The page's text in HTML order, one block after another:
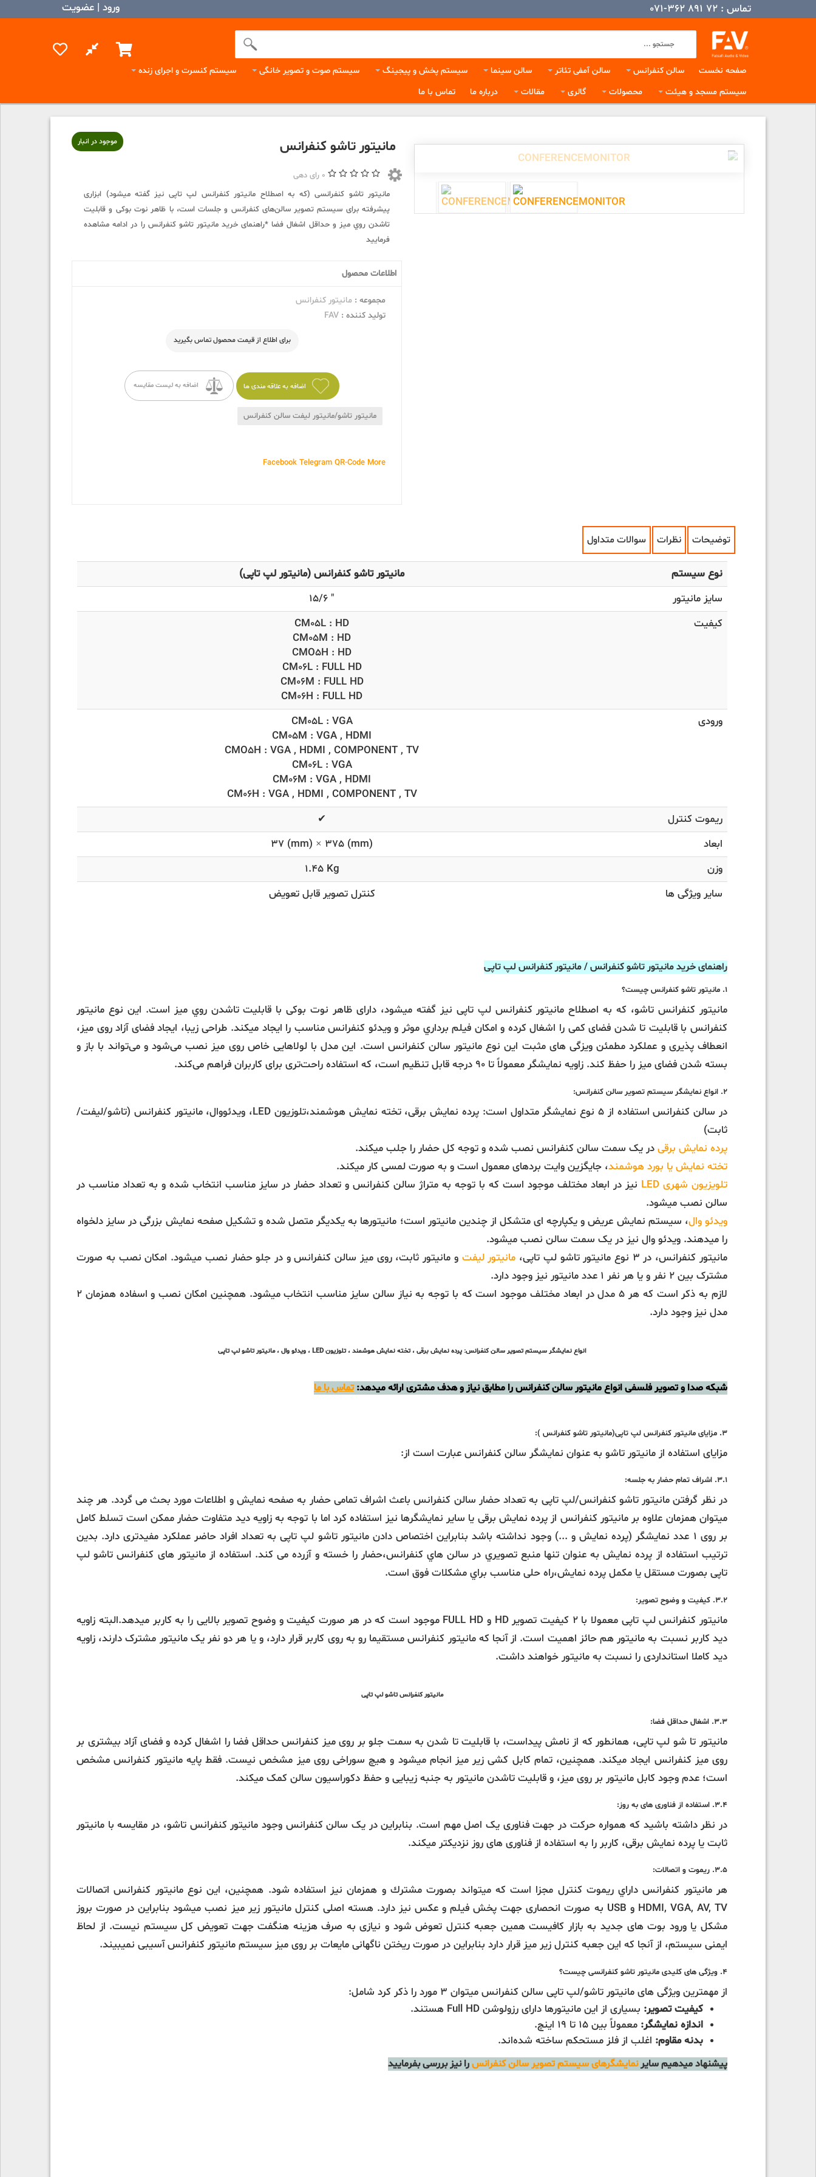
تماس : 72 891 362-071 ورود | عضویت
صفحه نخست سالن کنفرانس سالن آمفی تئاتر سالن سینما سیستم پخش و پیجینگ سیستم صوت و تصویر خانگی
سیستم کنسرت و اجرای زنده
سیستم مسجد و هیئت
محصولات گالری مقالات درباره ما تماس با ما
موجود در انبار مانیتور تاشو کنفرانس
0 رای دهی
مانیتور تاشو کنفرانسی (که به اصطلاح مانیتور کنفرانس لپ تاپی نیز گفته میشود) ابزاری
پیشرفته برای سیستم تصویر سالن‌های کنفرانس و جلسات است، با ظاهر نوت بوکی و قابلیت
تاشدن روي میز و حداقل اشغال فضا *راهنمای خرید مانیتور تاشو کنفرانس را در ادامه مشاهده
فرمایید
اطلاعات محصول
مجموعه : مانیتور کنفرانس
تولید کننده :
برای اطلاع از قیمت محصول تماس بگیرید
اضافه به علاقه مندی ها اضافه به لیست مقایسه
مانیتور تاشو/مانیتور لیفت سالن کنفرانس
Facebook Telegram QR-Code More
توضیحات نظرات سوالات متداول
نوع سیستم
مانیتور تاشو کنفرانس (مانیتور لپ تاپی)
سایز مانیتور
15/6 ″
کیفیت
CM05L : HD
CM05M : HD
CMO5H : HD
CM06L : FULL HD
CM06M : FULL HD
CM06H : FULL HD
ورودی
CM05L : VGA
CM05M : VGA , HDMI
CMO5H : VGA , HDMI , COMPONENT , TV
CM06L : VGA
CM06M : VGA , HDMI
CM06H : VGA , HDMI , COMPONENT , TV
ریموت کنترل
✔
ابعاد
37 (mm) × 375 (mm)
وزن
1.45 Kg
سایر ویژگی ها
کنترل تصویر قابل تعویض
راهنمای خرید مانیتور تاشو کنفرانس / مانیتور کنفرانس لپ تاپی
1. مانیتور تاشو کنفرانس چیست؟
مانیتور کنفرانس تاشو، که به اصطلاح مانیتور کنفرانس لپ تاپی نیز گفته میشود، دارای ظاهر نوت بوکی با قابلیت تاشدن روي میز است. این نوع مانیتور
کنفرانس با قابلیت تا شدن فضای کمی را اشغال کرده و امکان فیلم برداري موثر و ویدئو کنفرانس مناسب را ایجاد میکند. طراحی زیبا، ایجاد فضای آزاد روی میز،
انعطاف پذیری و عملکرد مطمئن ویزگی های مثبت این نوع مانیتور سالن کنفرانس است. این مدل با لولاهایی خاص روی میز نصب می‌شود و می‌تواند با باز و
بسته شدن فضای میز را حفظ کند. زاویه نمایشگر معمولاً تا 90 درجه قابل تنظیم است، که استفاده راحت‌تری برای کاربران فراهم می‌کند.
2. انواع نمایشگر سیستم تصویر سالن کنفرانس:
در سالن کنفرانس استفاده از 5 نوع نمایشگر متداول است: پرده نمایش برقی، تخته نمایش هوشمند،تلوزیون LED، ویدئووال، مانیتور کنفرانس (تاشو/لیفت/
ثابت)
پرده نمایش برقیدر یک سمت سالن کنفرانس نصب شده و توجه کل حضار را جلب میکند.
تخته نمایش یا بورد هوشمند، جایگزین وایت بردهای معمول است و به صورت لمسی کار میکند.
تلویزیون شهری LED
نیز در ابعاد مختلف موجود است که با توجه به متراژ سالن کنفرانس و تعداد حضار در سایز مناسب انتخاب شده و به تعداد مناسب در
سالن نصب میشود.
ویدئو وال، سیستم نمایش عریض و یکپارچه ای متشکل از چندین مانیتور است؛ مانیتورها به یکدیگر متصل شده و تشکیل صفحه نمایش بزرگی در سایز دلخواه
را میدهند. ویدئو وال نیز در یک سمت سالن نصب میشود.
مانیتور کنفرانس، در 3 نوع مانیتور تاشو لپ تاپی،
مانیتور لیفتو مانیتور ثابت، روی میز سالن کنفرانس و در جلو حضار نصب میشود. امکان نصب به صورت
مشترک بین 2 نفر و یا هر نفر 1 عدد مانیتور نیز وجود دارد.
لازم به ذکر است که هر 5 مدل در ابعاد مختلف موجود است که با توجه به نیاز سالن سایز مناسب انتخاب میشود. همچنین امکان نصب و اسفاده همزمان 2
مدل نیز وجود دارد.
انواع نمایشگر سیستم تصویر سالن کنفرانس: پرده نمایش برقی ، تخته نمایش هوشمند ، تلوزیون LED ، ویدئو وال ، مانیتور تاشو لپ تاپی
شبکه صدا و تصویر فلسفی انواع مانیتور سالن کنفرانس را مطابق نیاز و هدف مشتری ارائه میدهد: تماس با ما
3. مزایای مانیتور کنفرانس لپ تاپی(مانیتور تاشو کنفرانس ):
مزایای استفاده از مانیتور تاشو به عنوان نمایشگر سالن کنفرانس عبارت است از:
3.1. اشراف تمام حضار به جلسه:
در نظر گرفتن مانیتور تاشو کنفرانس/لپ تاپی به تعداد حضار سالن کنفرانس باعث اشراف تمامی حضار به صفحه نمایش و اطلاعات مورد بحث می گردد. هر چند
میتوان همزمان علاوه بر مانیتور کنفرانس از پرده نمایش برقی یا سایر نمایشگرها نیز استفاده کرد اما با توجه به زاویه دید متفاوت حضار ممکن است تسلط کامل
بر روی 1 عدد نمایشگر (پرده نمایش و ...) وجود نداشته باشد بنابراین اختصاص دادن مانیتور تاشو لپ تاپی به تعداد افراد حاضر عملکرد مفیدتری دارد. بدین
ترتیب استفاده از پرده نمایش به عنوان تنها منبع تصویري در سالن هاي کنفرانس،حضار را خسته و آزرده می کند. استفاده از مانیتور های کنفرانس تاشو لپ
تاپی بصورت مستقل یا مکمل پرده نمایش،راه حلی مناسب براي مشکلات فوق است.
3.2. کیفیت و وضوح تصویر:
مانیتور کنفرانس لپ تاپی معمولا با 2 کیفیت تصویر HD و FULL HD موجود است که در هر صورت کیفیت و وضوح تصویر بالایی را به کاربر میدهد.البته زاویه
دید کاربر نسبت به مانیتور هم حائز اهمیت است. از آنجا که مانیتور کنفرانس مستقیما رو به روی کاربر قرار دارد، و یا هر دو نفر یک مانیتور مشترک دارند، زاویه
دید کاملا استانداردی را نسبت به مانیتور خواهند داشت.
مانیتور کنفرانس تاشو لپ تاپی
3.3. اشغال حداقل فضا:
مانیتور تا شو لپ تاپی، همانطور که از نامش پیداست، با قابلیت تا شدن به سمت جلو بر روی میز کنفرانس حداقل فضا را اشغال کرده و فضای آزاد بیشتری بر
روی میز کنفرانس ایجاد میکند. همچنین، تمام کابل کشی زیر میز انجام میشود و هیچ سوراخی روی میز مشخص نیست. فقط پایه مانیتور کنفرانس مشخص
است؛ عدم وجود کابل مانیتور بر روی میز، و قابلیت تاشدن مانیتور به جنبه زیبایی و حفظ دکوراسیون سالن کمک میکند.
3.4. استفاده از فناوری های به روز:
در نظر داشته باشید که همواره حرکت در جهت فناوری یک اصل مهم است. بنابراین در یک سالن کنفرانس وجود مانیتور کنفرانس تاشو، در مقایسه با مانیتور
ثابت یا پرده نمایش برقی، کاربر را به استفاده از فناوری های روز نزدیکتر میکند.
3.5. ریموت و اتصالات:
هر مانیتور کنفرانس داراي ریموت کنترل مجزا است که میتواند بصورت مشترك و همزمان نیز استفاده شود. همچنین، این نوع مانیتور کنفرانس اتصالات
HDMI, VGA, AV, TV و USB به صورت انحصاری جهت پخش فیلم و عکس نیز دارد. هسته اصلی کنترل مانیتور زیر میز نصب میشود بنابراین در صورت بروز
مشکل یا ورود بوت های جدید به بازار کافیست همین جعبه کنترل تعوض شود و نیازی به صرف هزینه هنگفت جهت تعویض کل سیستم نیست. از لحاظ
ایمنی سیستم، از آنجا که این جعبه کنترل زیر میز قرار دارد بنابراین در صورت ریختن ناگهانی مایعات بر روی میز سیستم مانیتور کنفرانس آسیبی نمیبیند.
4. ویژگی های کلیدی مانیتور تاشو کنفرانسی چیست؟
از مهمترین ویژگی های مانیتور تاشو/لپ تاپی سالن کنفرانس میتوان 3 مورد را ذکر کرد شامل:
کیفیت تصویر: بسیاری از این مانیتورها دارای رزولوشن Full HD هستند.
اندازه نمایشگر: معمولاً بین 15 تا 19 اینچ.
بدنه مقاوم: اغلب از فلز مستحکم ساخته شده‌اند.
پیشنهاد میدهیم سایرنمایشگرهای سیستم تصویر سالن کنفرانسرا نیز بررسی بفرمایید